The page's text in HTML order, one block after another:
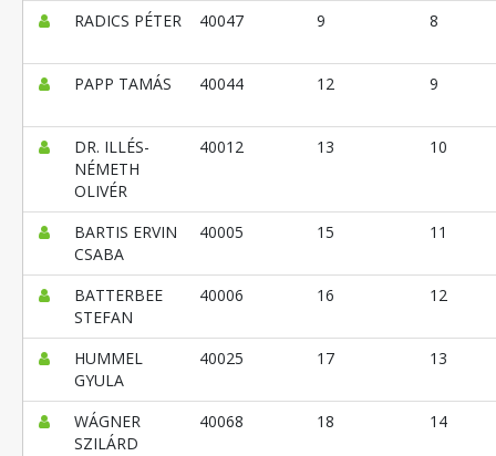
RADICS PÉTER 40047 9 8
PAPP TAMÁS 40044 12 9
DR. ILLÉS-
NÉMETH
OLIVÉR
40012 13 10
BARTIS ERVIN
CSABA
40005 15 11
BATTERBEE
STEFAN
40006 16 12
HUMMEL
GYULA
40025 17 13
WÁGNER
SZILÁRD
40068 18 14